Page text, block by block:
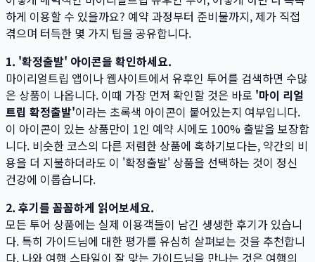
하게 이용할 수 있을까요? 예약 과정부터 준비물까지, 제가 직접
겪으며 터득한 몇 가지 팁을 공유합니다.
1. '확정출발' 아이콘을 확인하세요.
마이리얼트립 앱이나 웹사이트에서 유후인 투어를 검색하면 수많
은 상품이 나옵니다. 이때 가장 먼저 확인할 것은 바로 '마이 리얼
트립 확정출발'이라는 초록색 아이콘이 붙어있는지 여부입니다.
이 아이콘이 있는 상품만이 1인 예약 시에도 100% 출발을 보장합
니다. 비슷한 코스의 다른 저렴한 상품에 혹하기보다는, 약간의 비
용을 더 지불하더라도 이 '확정출발' 상품을 선택하는 것이 정신
건강에 이롭습니다.
2. 후기를 꼼꼼하게 읽어보세요.
모든 투어 상품에는 실제 이용객들이 남긴 생생한 후기가 있습니
다. 특히 가이드님에 대한 평가를 유심히 살펴보는 것을 추천합니
다. 나와 여행 스타일이 잘 맞는 가이드님을 만나는 것은 여행의